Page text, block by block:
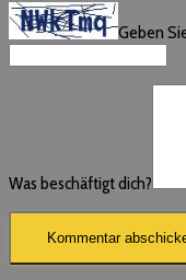
Geben
Was beschäftigt dich?